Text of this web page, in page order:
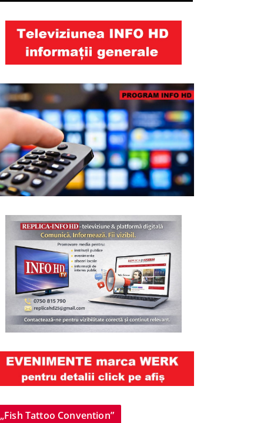
„Fish Tattoo Convention”